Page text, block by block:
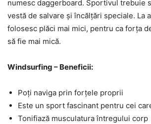
numesc daggerboard. Sportivul trebuie
vestă de salvare și încălțări speciale. La
folosesc plăci mai mici, pentru ca forța
să fie mai mică.
Windsurfing – Beneficii:
Poți naviga prin forțele proprii
Este un sport fascinant pentru cei
Tonifiază musculatura întregului corp